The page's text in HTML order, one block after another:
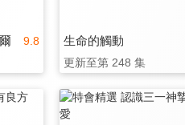
9.8 生命的觸動
更新至第 248 集